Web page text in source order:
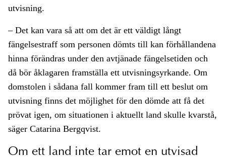
utvisning.
– Det kan vara så att om det är ett väldigt långt
fängelsestraff som personen dömts till kan förhållandena
hinna förändras under den avtjänade fängelsetiden och
då bör åklagaren framställa ett utvisningsyrkande. Om
domstolen i sådana fall kommer fram till ett beslut om
utvisning finns det möjlighet för den dömde att få det
prövat igen, om situationen i aktuellt land skulle kvarstå,
säger Catarina Bergqvist.
Om ett land inte tar emot en utvisad